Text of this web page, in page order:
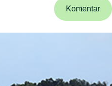
Komentar